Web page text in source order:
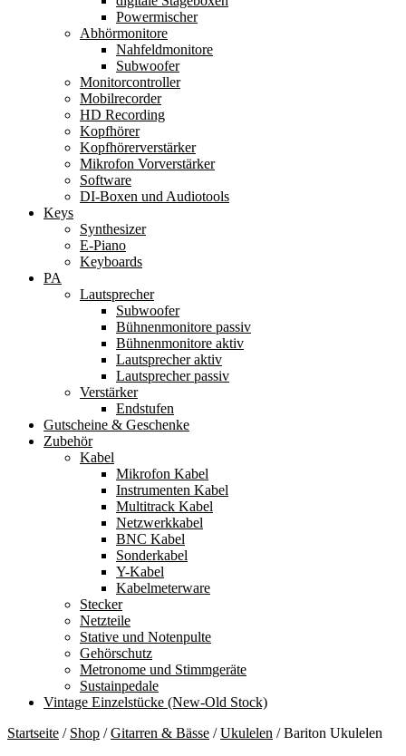
Powermischer
Abhörmonitore
Nahfeldmonitore
Subwoofer
Monitorcontroller
Mobilrecorder
HD Recording
Kopfhörer
Kopfhörerverstärker
Mikrofon Vorverstärker
Software
DI-Boxen und Audiotools
Keys
Synthesizer
E-Piano
Keyboards
PA
Lautsprecher
Subwoofer
Bühnenmonitore passiv
Bühnenmonitore aktiv
Lautsprecher aktiv
Lautsprecher passiv
Verstärker
Endstufen
Gutscheine & Geschenke
Zubehör
Kabel
Mikrofon Kabel
Instrumenten Kabel
Multitrack Kabel
Netzwerkkabel
BNC Kabel
Sonderkabel
Y-Kabel
Kabelmeterware
Stecker
Netzteile
Stative und Notenpulte
Gehörschutz
Metronome und Stimmgeräte
Sustainpedale
Vintage Einzelstücke (New-Old Stock)
Startseite / Shop /Gitarren & Bässe /Ukulelen /Bariton Ukulelen